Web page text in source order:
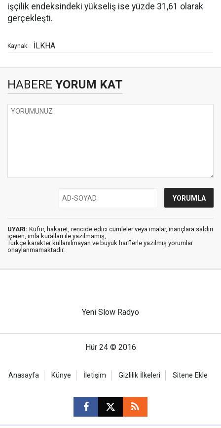
işçilik endeksindeki yükseliş ise yüzde 31,61 olarak
gerçekleşti.
Kaynak: İLKHA
HABERE YORUM KAT
UYARI: Küfür, hakaret, rencide edici cümleler veya imalar, inançlara saldırı
içeren, imla kuralları ile yazılmamış,
Türkçe karakter kullanılmayan ve büyük harflerle yazılmış yorumlar
onaylanmamaktadır.
Yeni Slow Radyo
Hür 24 © 2016
Anasayfa Künye İletişim Gizlilik İlkeleri Sitene Ekle